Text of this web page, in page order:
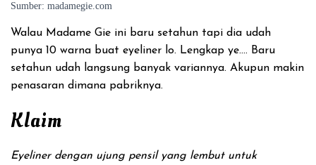
Sumber: madamegie.com
Walau Madame Gie ini baru setahun tapi dia udah
punya 10 warna buat eyeliner lo. Lengkap ye…. Baru
setahun udah langsung banyak variannya. Akupun makin
penasaran dimana pabriknya.
Klaim
Eyeliner dengan ujung pensil yang lembut untuk